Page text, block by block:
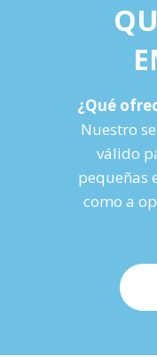
¿Qué
Nuestro
válido
pequeñas
como a